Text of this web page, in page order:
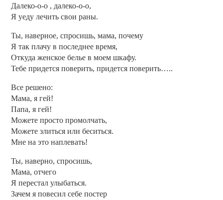
Далеко-о-о , далеко-о-о,
Я уеду лечить свои раны.
Ты, наверное, спросишь, мама, почему
Я так плачу в последнее время,
Откуда женское белье в моем шкафу.
Тебе придется поверить, придется поверить…..
Все решено:
Мама, я гей!
Папа, я гей!
Можете просто промолчать,
Можете злиться или беситься.
Мне на это наплевать!
Ты, наверно, спросишь,
Мама, отчего
Я перестал улыбаться.
Зачем я повесил себе постер